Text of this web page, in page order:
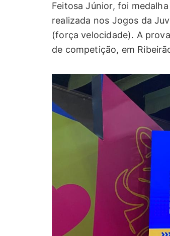
Feitosa Júnior, foi
realizada nos Jogos da
(força velocidade). A
de competição, em